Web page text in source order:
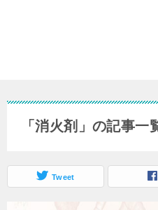
「消火剤」の記事一
Tweet